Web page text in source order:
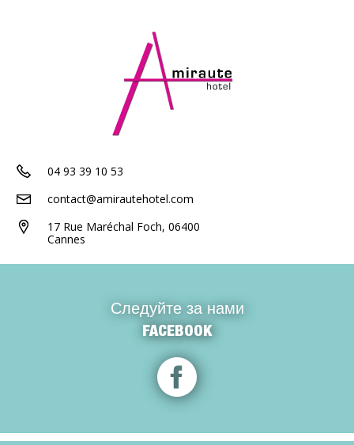
04 93 39 10 53
contact@amirautehotel.com
17 Rue Maréchal Foch, 06400
Cannes
Следуйте за нами
FACEBOOK